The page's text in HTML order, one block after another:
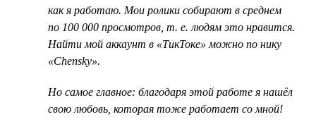
как я работаю. Мои ролики собирают в среднем
по 100 000 просмотров, т. е. людям это нравится.
Найти мой аккаунт в «ТикТоке» можно по нику
«Chensky».
Но самое главное: благодаря этой работе я нашёл
свою любовь, которая тоже работает со мной!